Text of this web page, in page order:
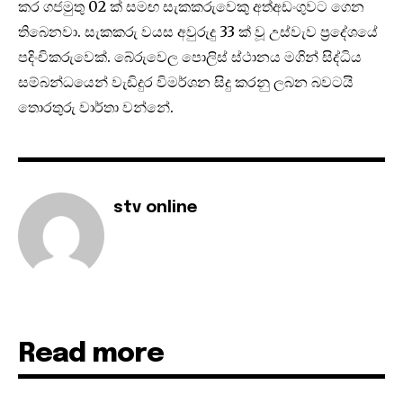
කර ගජමුතු 02 ක් සමඟ සැකකරුවෙකු අත්අඩංගුවට ගෙන
තිබෙනවා. සැකකරු වයස අවුරුදු 33 ක් වූ උස්වැව ප්‍රදේශයේ
පදිංචිකරුවෙක්. බේරුවෙල පොලිස් ස්ථානය මගින් සිද්ධිය
සම්බන්ධයෙන් වැඩිදුර විමර්ශන සිදු කරනු ලබන බවටයි
තොරතුරු වාර්තා වන්නේ.
stv online
Read more